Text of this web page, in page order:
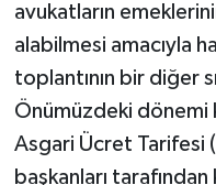
avukatların
alabilmesi amacıyla
toplantının bir diğer
Önümüzdeki dönemi
Asgari Ücret
başkanları